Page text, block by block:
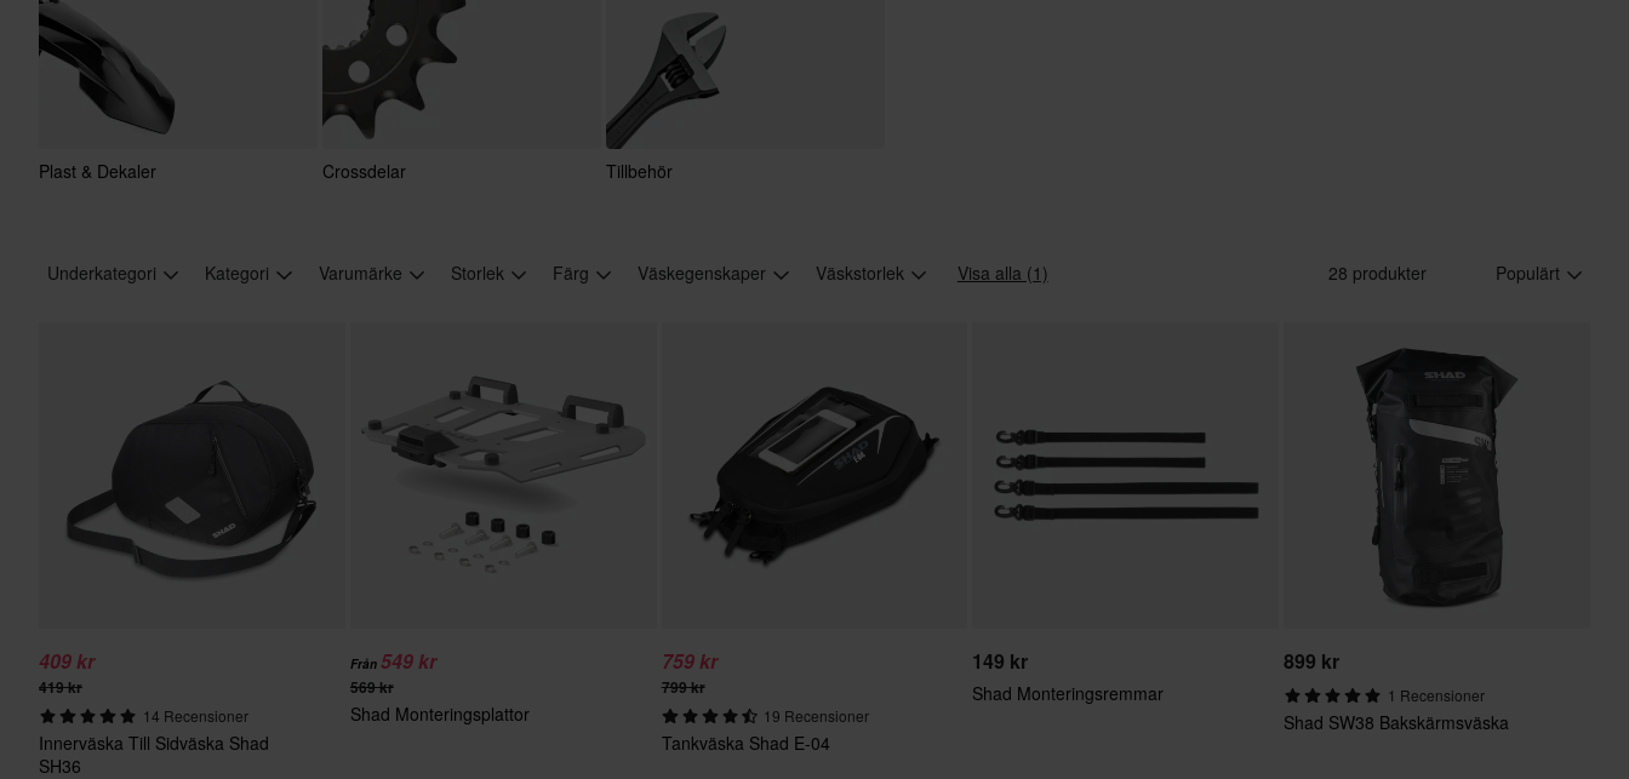
Plast & Dekaler Crossdelar Tillbehör
Underkategori Kategori Varumärke Storlek Färg Väskegenskaper Väskstorlek Visa alla (1) 28 produkter Populärt
409 kr
419 kr
14 Recensioner
Innerväska Till Sidväska Shad
SH36
Från 549 kr
569 kr
Shad Monteringsplattor
759 kr
799 kr
19 Recensioner
Tankväska Shad E-04
149 kr
Shad Monteringsremmar
899 kr
1 Recensioner
Shad SW38 Bakskärmsväska